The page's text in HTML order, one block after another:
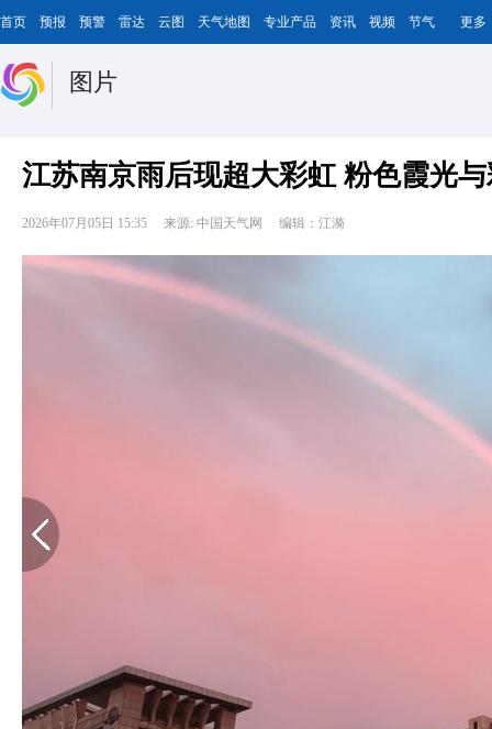
首页 预报 预警 雷达 云图 天气地图 专业产品 资讯 视频 节气 更多
图片
江苏南京雨后现超大彩虹 粉色霞光
2026年07月05日 15:35 来源: 中国天气网 编辑：江漪